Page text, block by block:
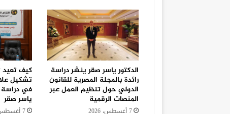
الدكتور ياسر صقر ينشر دراسة
رائدة بالمجلة المصرية للقانون
الدولي حول تنظيم العمل عبر
المنصات الرقمية
7 أغسطس، 2026
كيف تعيد
تشكيل
في دراسة
ياسر صقر
7 أغسطس، 2026